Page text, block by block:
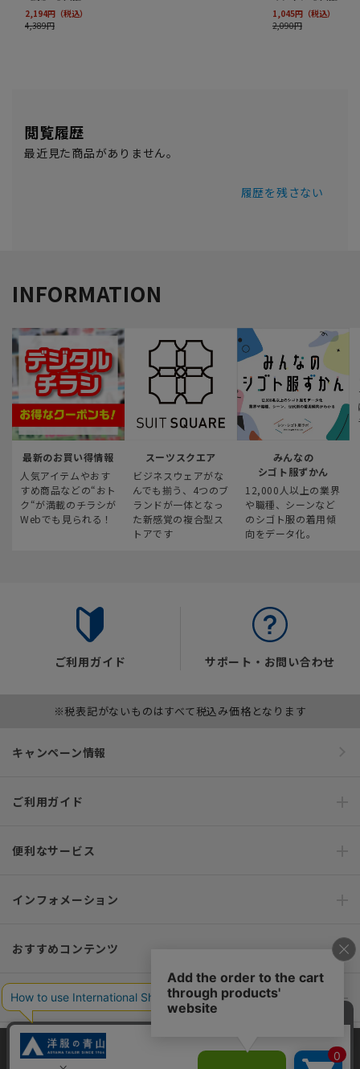
閲覧履歴
最近見た商品がありません。
履歴を残さない
INFORMATION
最新のお買い得情報
人気アイテムやおす
すめ商品などの“おト
ク“が満載のチラシが
Webでも見られる！
スーツスクエア
ビジネスウェアがな
んでも揃う、4つのブ
ランドが一体となっ
た新感覚の複合型ス
トアです
みんなの
シゴト服ずかん
12,000人以上の業界
や職種、シーンなど
のシゴト服の着用傾
向をデータ化。
ご利用ガイド サポート・お問い合わせ
※税表記がないものはすべて税込み価格となります
キャンペーン情報
ご利用ガイド
便利なサービス
インフォメーション
おすすめコンテンツ
ポリシー・企業情報
オーダースーツなら SHITATE